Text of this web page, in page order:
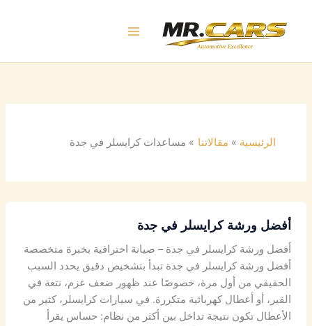
المحتوى
الرئيسية مقالاتنا مساعدات كرايسلر في جدة
أفضل ورشة كرايسلر في جدة
أفضل ورشة كرايسلر في جدة – صيانة احترافية بخبرة متخصصة
أفضل ورشة كرايسلر في جدة تبدأ بتشخيص دقيق يحدد السبب
الحقيقي من أول مرة، خصوصًا عند ظهور ضعف عزم، نتعة في
القير، أو أعطال كهربائية متكررة. في سيارات كرايسلر، كثير من
الأعطال تكون نتيجة تداخل بين أكثر من نظام: حساس يقرأ